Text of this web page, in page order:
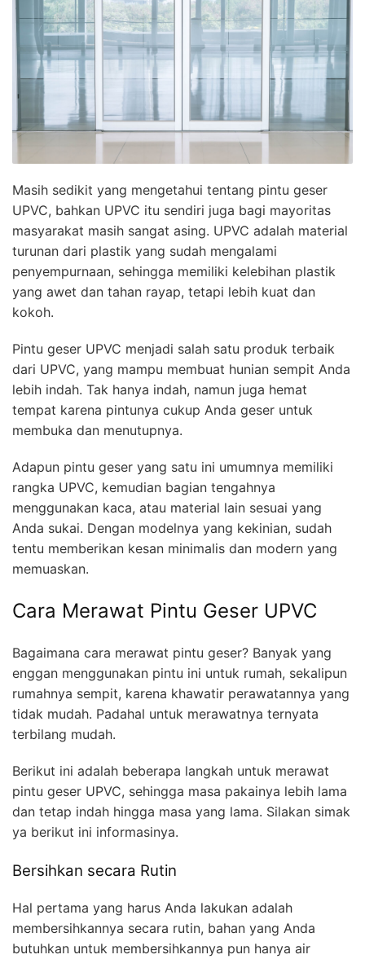
Masih sedikit yang mengetahui tentang pintu geser
UPVC, bahkan UPVC itu sendiri juga bagi mayoritas
masyarakat masih sangat asing. UPVC adalah material
turunan dari plastik yang sudah mengalami
penyempurnaan, sehingga memiliki kelebihan plastik
yang awet dan tahan rayap, tetapi lebih kuat dan
kokoh.
Pintu geser UPVC menjadi salah satu produk terbaik
dari UPVC, yang mampu membuat hunian sempit Anda
lebih indah. Tak hanya indah, namun juga hemat
tempat karena pintunya cukup Anda geser untuk
membuka dan menutupnya.
Adapun pintu geser yang satu ini umumnya memiliki
rangka UPVC, kemudian bagian tengahnya
menggunakan kaca, atau material lain sesuai yang
Anda sukai. Dengan modelnya yang kekinian, sudah
tentu memberikan kesan minimalis dan modern yang
memuaskan.
Cara Merawat Pintu Geser UPVC
Bagaimana cara merawat pintu geser? Banyak yang
enggan menggunakan pintu ini untuk rumah, sekalipun
rumahnya sempit, karena khawatir perawatannya yang
tidak mudah. Padahal untuk merawatnya ternyata
terbilang mudah.
Berikut ini adalah beberapa langkah untuk merawat
pintu geser UPVC, sehingga masa pakainya lebih lama
dan tetap indah hingga masa yang lama. Silakan simak
ya berikut ini informasinya.
Bersihkan secara Rutin
Hal pertama yang harus Anda lakukan adalah
membersihkannya secara rutin, bahan yang Anda
butuhkan untuk membersihkannya pun hanya air